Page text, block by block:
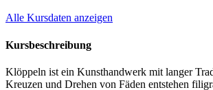
Alle Kursdaten anzeigen
Kursbeschreibung
Klöppeln ist ein Kunsthandwerk mit langer
Kreuzen und Drehen von Fäden entstehen